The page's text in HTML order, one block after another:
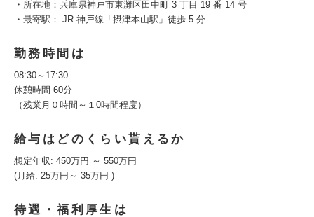
・所在地：兵庫県神戸市東灘区田中町 3 丁目 19 番 14 号
・最寄駅： JR 神戸線「摂津本山駅」徒歩 5 分
勤務時間は
08:30～17:30
休憩時間 60分
（残業月０時間～１0時間程度）
給与はどのくらい貰えるか
想定年収: 450万円 ～ 550万円
(月給: 25万円～ 35万円 )
待遇・福利厚生は